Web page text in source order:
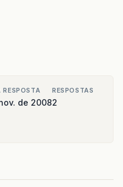
RESPOSTA
de 2008
RESPOSTAS
2